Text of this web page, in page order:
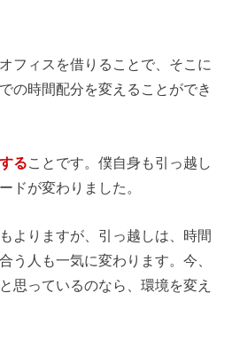
フィスを借りることで、そこに
の時間配分を変えることができ
ることです。僕自身も引っ越し
ドが変わりました。
よりますが、引っ越しは、時間
う人も一気に変わります。今、
思っているのなら、環境を変え